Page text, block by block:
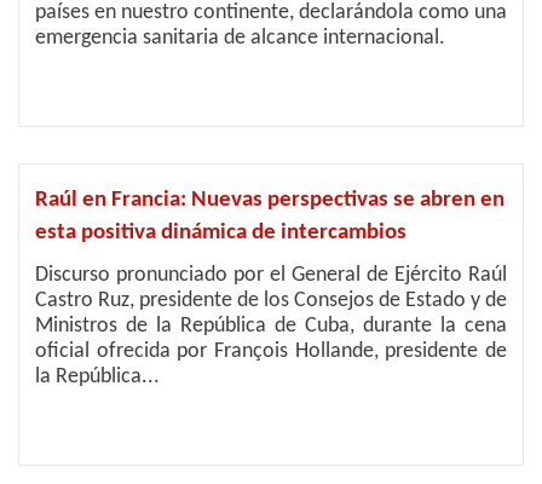
países en nuestro continente, de­clarándola como una
emergencia sanitaria de alcance internacional.
Raúl en Francia: Nuevas perspectivas se abren en
esta positiva dinámica de intercambios
Discurso pronunciado por el General de Ejército Raúl
Castro Ruz, presidente de los Consejos de Estado y de
Ministros de la República de Cuba, durante la cena
oficial ofrecida por François Hollande, presidente de
la República...